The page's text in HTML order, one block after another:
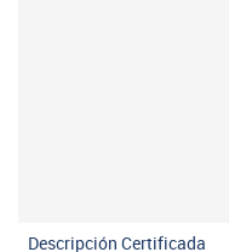
Descripción Certificada